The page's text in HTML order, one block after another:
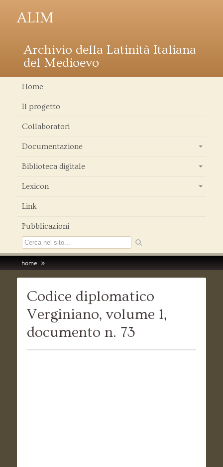
ALIM
Archivio della Latinità Italiana
del Medioevo
Home
Il progetto
Collaboratori
Documentazione
Biblioteca digitale
Lexicon
Link
Pubblicazioni
home
Codice diplomatico
Verginiano, volume 1,
documento n. 73